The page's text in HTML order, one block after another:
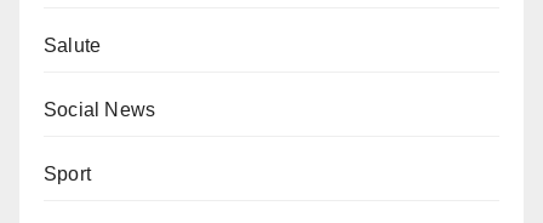
Salute
Social News
Sport